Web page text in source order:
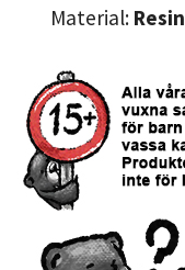
Material: Resin